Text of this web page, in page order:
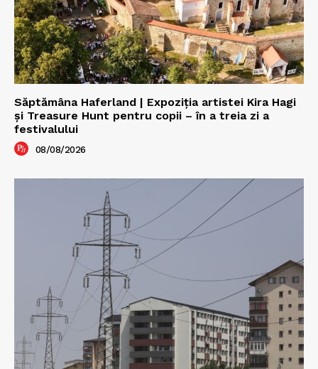
Săptămâna Haferland | Expoziţia artistei Kira Hagi
şi Treasure Hunt pentru copii – în a treia zi a
festivalului
08/08/2026